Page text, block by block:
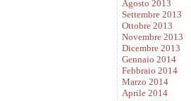
Agosto 2013
Settembre 2013
Ottobre 2013
Novembre 2013
Dicembre 2013
Gennaio 2014
Febbraio 2014
Marzo 2014
Aprile 2014